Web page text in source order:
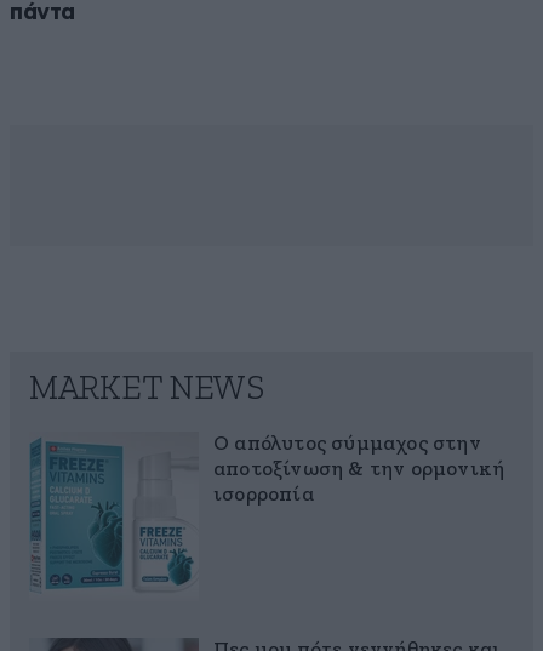
πάντα
MARKET NEWS
Ο απόλυτος σύμμαχος στην
αποτοξίνωση & την ορμονική
ισορροπία